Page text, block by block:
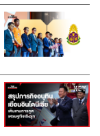
ยากแนะนำคือ
ที่เหมาะกับคู่เจ้า
นห้องนั่งเล่น